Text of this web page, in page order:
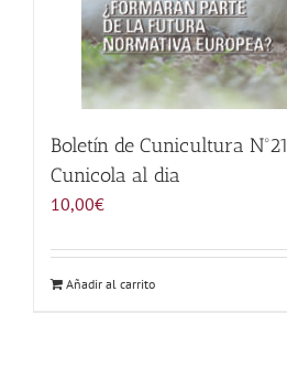
WooCommerce My
WooCommerce Cart
Boletín de Cunicultura
Cunicola al dia
10,00€
Añadir al carrito